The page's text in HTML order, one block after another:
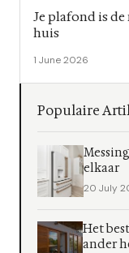
Je plafond is
huis
1 June 2026
Populaire
elkaar
20 July
Het
ander